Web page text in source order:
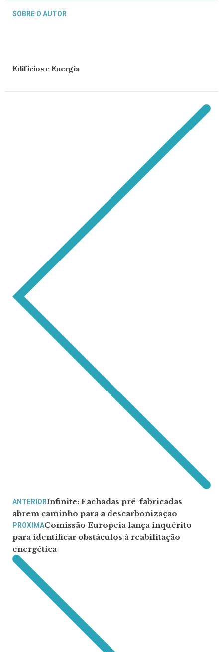
SOBRE O AUTOR
Edifícios e Energia
ANTERIORInfinite: Fachadas pré-fabricadas
abrem caminho para a descarbonização
PRÓXIMAComissão Europeia lança inquérito
para identificar obstáculos à reabilitação
energética